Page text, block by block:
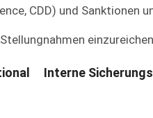
CDD) und Sanktionen
Interne